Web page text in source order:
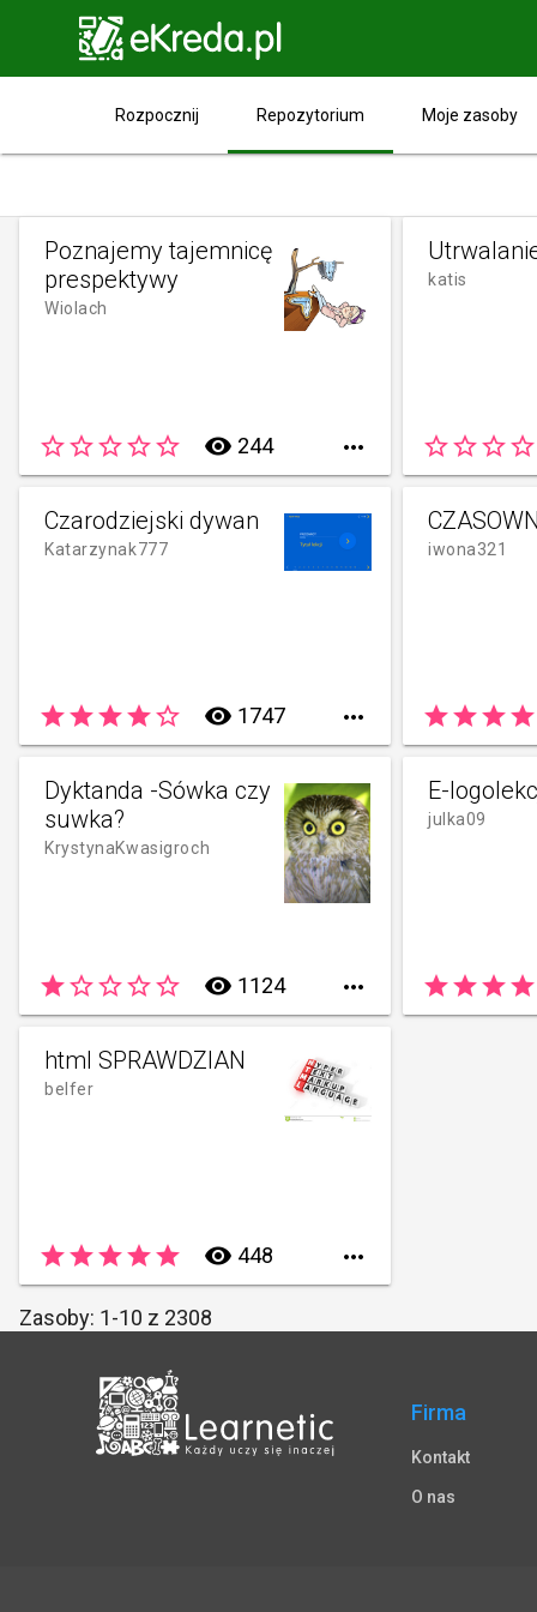
Rozpocznij Repozytorium Moje zasoby
Poznajemy tajemnicę
prespektywy
Wiolach
star_borderstar_borderstar_borderstar_borderstar_border remove_red_eye 244 
katis
star_borderstar_borderstar_borderstar_border
Czarodziejski dywan
Katarzynak777
starstarstarstarstar_border remove_red_eye 1747 
iwona321
starstarstarstar
Dyktanda -Sówka czy
suwka?
KrystynaKwasigroch
starstar_borderstar_borderstar_borderstar_border remove_red_eye 1124 
E-
julka09
starstarstarstar
html SPRAWDZIAN
belfer
starstarstarstarstar remove_red_eye 448 
Zasoby: 1-10 z 2308
Firma
Kontakt
O nas